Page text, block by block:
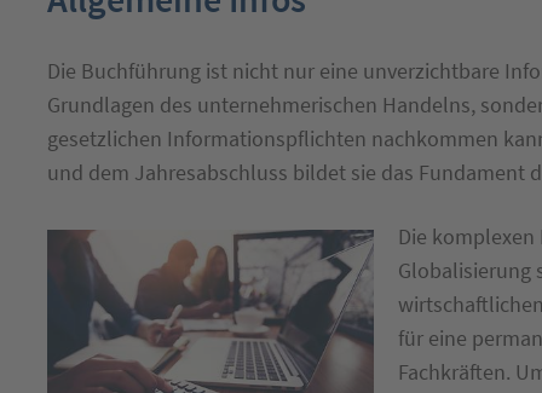
Die Buchführung ist nicht nur eine unverzichtbare
Grundlagen des unternehmerischen Handelns,
gesetzlichen Informationspflichten nachkommen
und dem Jahresabschluss bildet sie das Fundament
Die
Globalisierung
für eine
Fachkräften.